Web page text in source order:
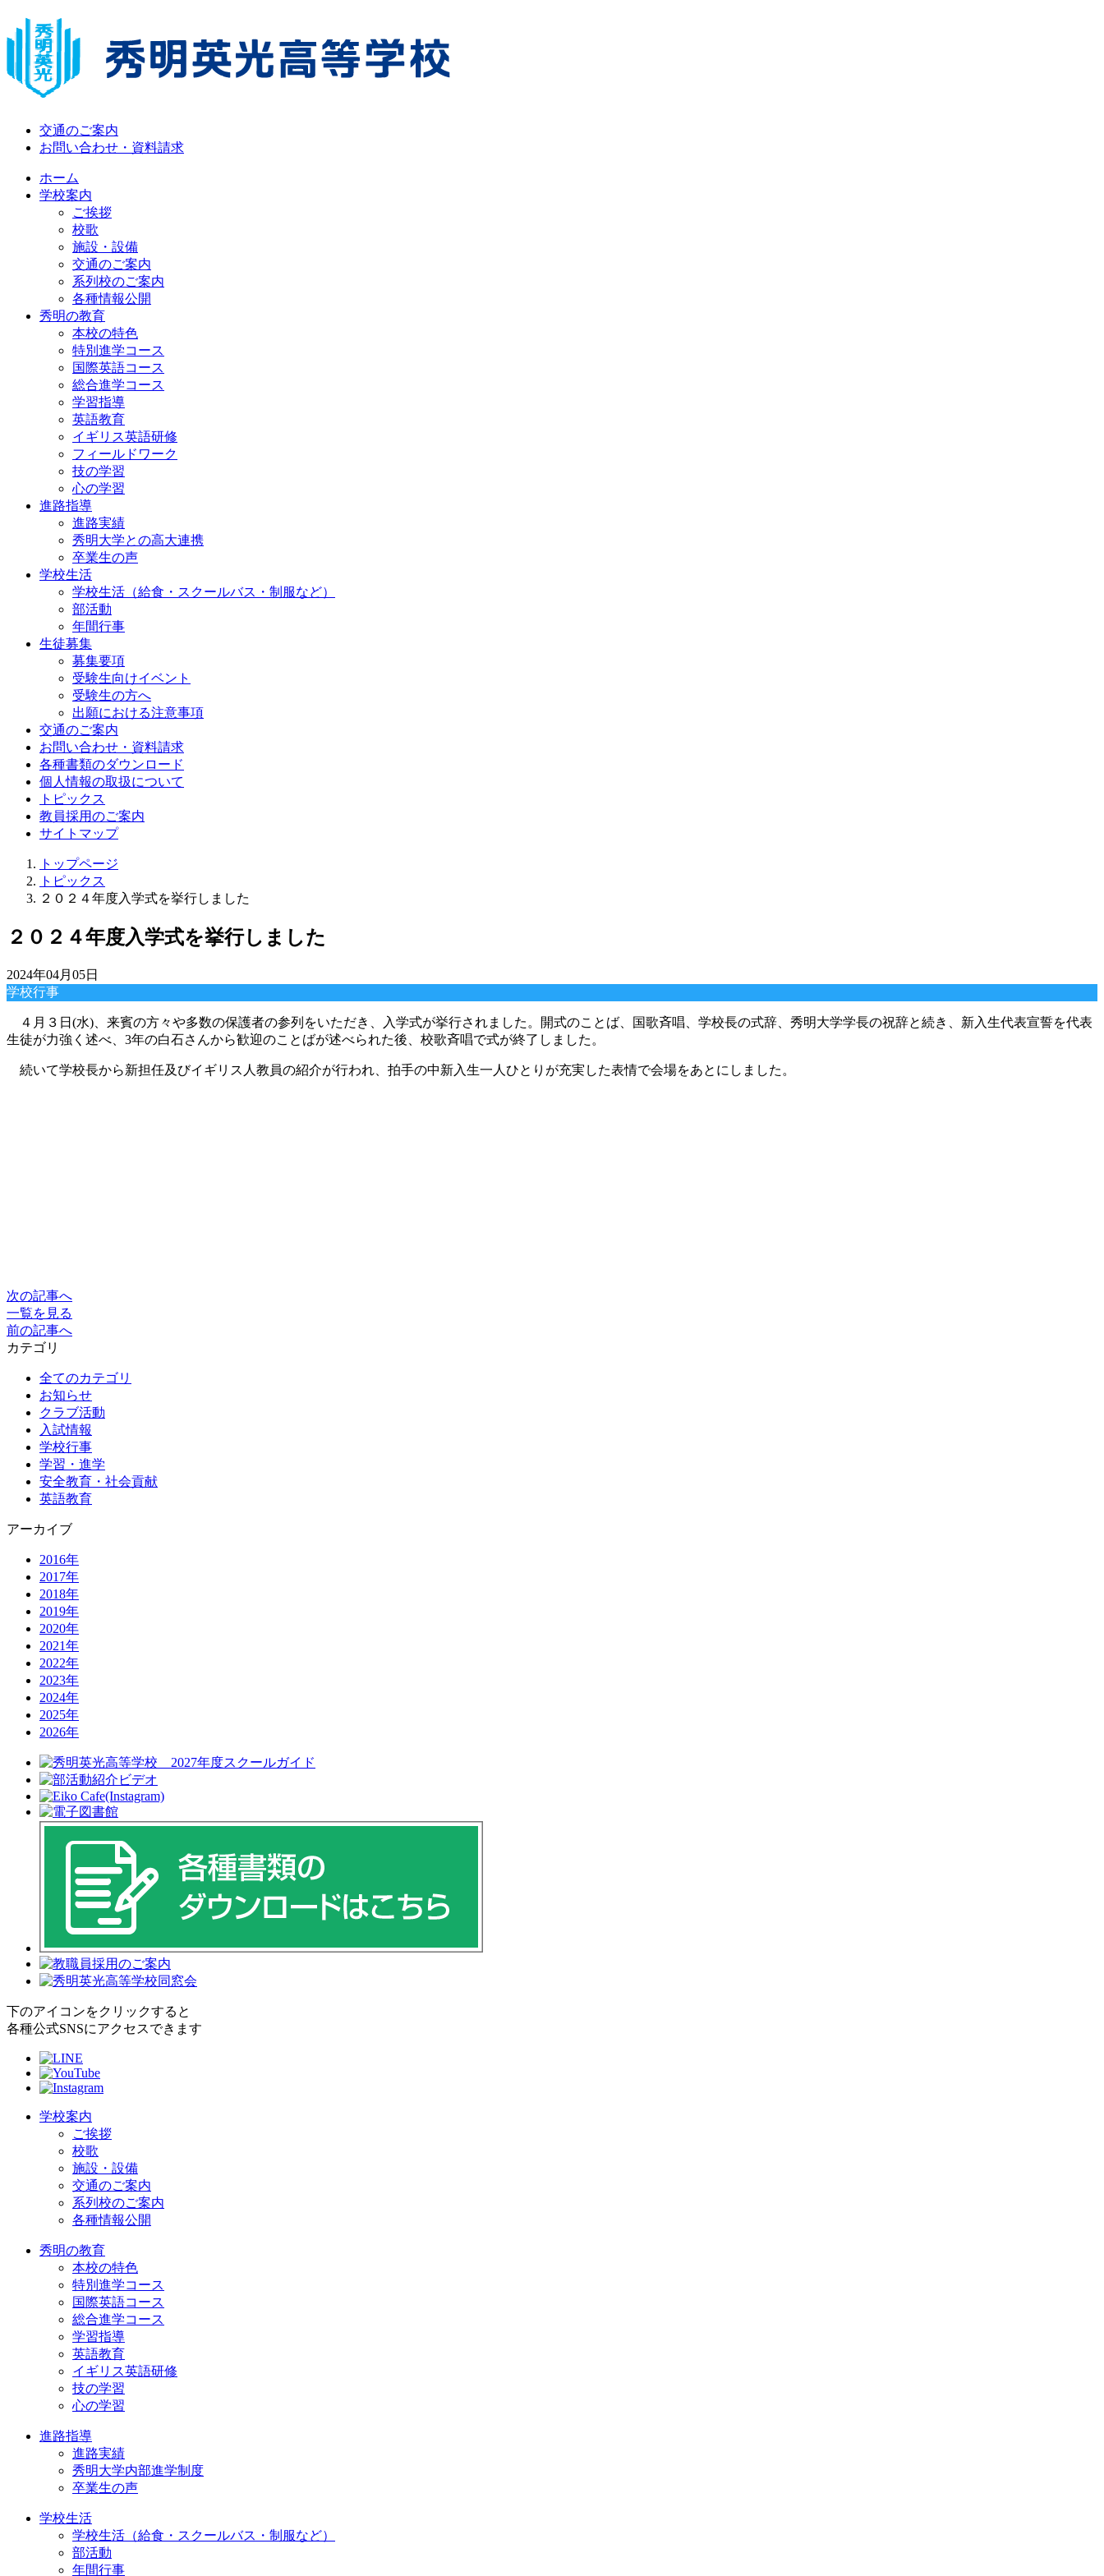
交通のご案内
お問い合わせ・資料請求
ホーム
学校案内
ご挨拶
校歌
施設・設備
交通のご案内
系列校のご案内
各種情報公開
秀明の教育
本校の特色
特別進学コース
国際英語コース
総合進学コース
学習指導
英語教育
イギリス英語研修
フィールドワーク
技の学習
心の学習
進路指導
進路実績
秀明大学との高大連携
卒業生の声
学校生活
学校生活（給食・スクールバス・制服など）
部活動
年間行事
生徒募集
募集要項
受験生向けイベント
受験生の方へ
出願における注意事項
交通のご案内
お問い合わせ・資料請求
各種書類のダウンロード
個人情報の取扱について
トピックス
教員採用のご案内
サイトマップ
トップページ
トピックス
２０２４年度入学式を挙行しました
２０２４年度入学式を挙行しました
2024年04月05日
学校行事
４月３日 (水) 、来賓の方々や多数の保護者の参列をいただき、入学式が挙行されました。開式のことば、国歌斉唱、学校長の式辞、秀明大学学長の祝辞と続き、新入生代表宣誓を代表
生徒が力強く述べ、3年の白石さんから歓迎のことばが述べられた後、校歌斉唱で式が終了しました。
続いて学校長から新担任及びイギリス人教員の紹介が行われ、拍手の中新入生一人ひとりが充実した表情で会場をあとにしました。
次の記事へ
一覧を見る
前の記事へ
カテゴリ
全てのカテゴリ
お知らせ
クラブ活動
入試情報
学校行事
学習・進学
安全教育・社会貢献
英語教育
アーカイブ
2016年
2017年
2018年
2019年
2020年
2021年
2022年
2023年
2024年
2025年
2026年
下のアイコンをクリックすると
各種公式SNSにアクセスできます
学校案内
ご挨拶
校歌
施設・設備
交通のご案内
系列校のご案内
各種情報公開
秀明の教育
本校の特色
特別進学コース
国際英語コース
総合進学コース
学習指導
英語教育
イギリス英語研修
技の学習
心の学習
進路指導
進路実績
秀明大学内部進学制度
卒業生の声
学校生活
学校生活（給食・スクールバス・制服など）
部活動
年間行事